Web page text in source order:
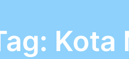
Kota